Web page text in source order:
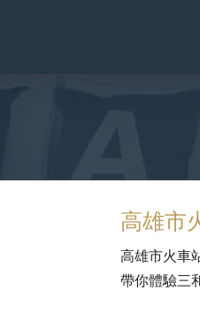
高雄市
高雄市火車
帶你體驗三